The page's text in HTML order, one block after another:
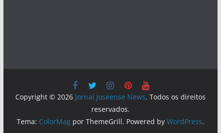
Copyright © 2026 Jornal Joseense News. Todos os direitos
reservados.
Tema: ColorMagpor ThemeGrill. Powered by WordPress.